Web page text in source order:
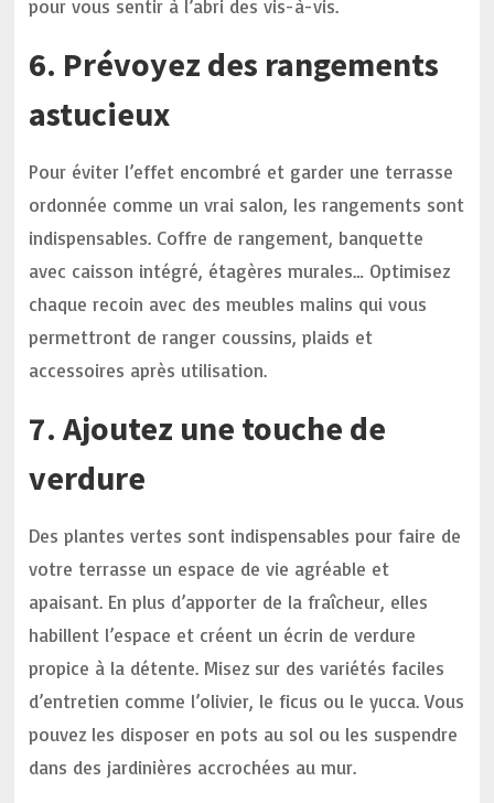
pour vous sentir à l’abri des vis-à-vis.
6. Prévoyez des rangements
astucieux
Pour éviter l’effet encombré et garder une terrasse
ordonnée comme un vrai salon, les rangements sont
indispensables. Coffre de rangement, banquette
avec caisson intégré, étagères murales… Optimisez
chaque recoin avec des meubles malins qui vous
permettront de ranger coussins, plaids et
accessoires après utilisation.
7. Ajoutez une touche de
verdure
Des plantes vertes sont indispensables pour faire de
votre terrasse un espace de vie agréable et
apaisant. En plus d’apporter de la fraîcheur, elles
habillent l’espace et créent un écrin de verdure
propice à la détente. Misez sur des variétés faciles
d’entretien comme l’olivier, le ficus ou le yucca. Vous
pouvez les disposer en pots au sol ou les suspendre
dans des jardinières accrochées au mur.